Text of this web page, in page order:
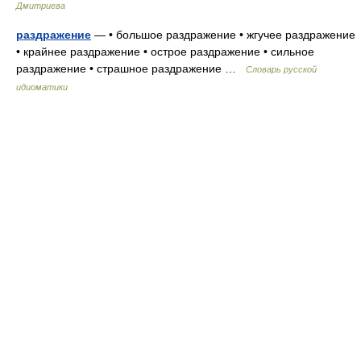
Дмитриева
раздражение — • большое раздражение • жгучее раздражение
• крайнее раздражение • острое раздражение • сильное
раздражение • страшное раздражение …
Словарь русской
идиоматики